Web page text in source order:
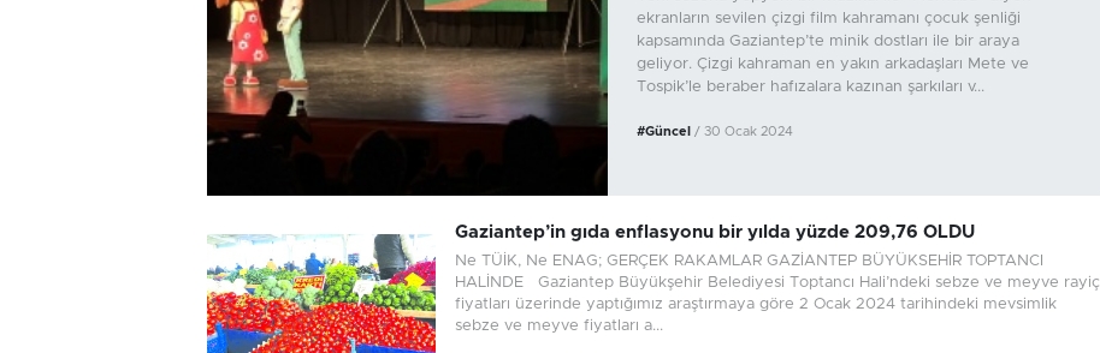
ekranların sevilen çizgi film kahramanı çocuk şenliği
kapsamında Gaziantep’te minik dostları ile bir araya
geliyor. Çizgi kahraman en yakın arkadaşları Mete ve
Tospik’le beraber hafızalara kazınan şarkıları v...
#Güncel / 30 Ocak 2024
Gaziantep’in gıda enflasyonu bir yılda yüzde 209,76 OLDU
Ne TÜİK, Ne ENAG; GERÇEK RAKAMLAR GAZİANTEP BÜYÜKSEHİR TOPTANCI
HALİNDE Gaziantep Büyükşehir Belediyesi Toptancı Hali’ndeki sebze ve meyve rayiç
fiyatları üzerinde yaptığımız araştırmaya göre 2 Ocak 2024 tarihindeki mevsimlik
sebze ve meyve fiyatları a...